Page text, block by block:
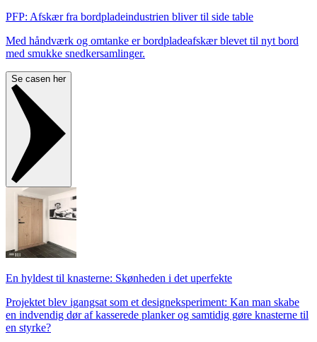
PFP: Afskær fra bordpladeindustrien bliver til side table
Med håndværk og omtanke er bordpladeafskær blevet til nyt bord
med smukke snedkersamlinger.
Se casen her
En hyldest til knasterne: Skønheden i det uperfekte
Projektet blev igangsat som et designeksperiment: Kan man skabe
en indvendig dør af kasserede planker og samtidig gøre knasterne til
en styrke?